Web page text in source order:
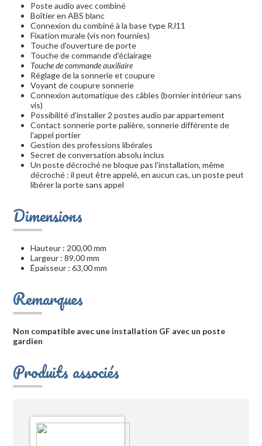
Poste audio avec combiné
Boîtier en ABS blanc
Connexion du combiné à la base type RJ11
Fixation murale (vis non fournies)
Touche d'ouverture de porte
Touche de commande d'éclairage
Touche de commande auxiliaire
Réglage de la sonnerie et coupure
Voyant de coupure sonnerie
Connexion automatique des câbles (bornier intérieur sans
vis)
Possibilité d'installer 2 postes audio par appartement
Contact sonnerie porte palière, sonnerie différente de
l'appel portier
Gestion des professions libérales
Secret de conversation absolu inclus
Un poste décroché ne bloque pas l'installation, même
décroché : il peut être appelé, en aucun cas, un poste peut
libérer la porte sans appel
Dimensions
Hauteur : 200,00 mm
Largeur : 89,00 mm
Épaisseur : 63,00 mm
Remarques
Non compatible avec une installation GF avec un poste
gardien
Produits associés